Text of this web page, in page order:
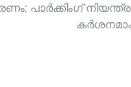
പാർക്കിംഗ്